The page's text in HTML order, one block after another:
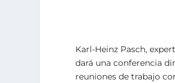
Karl-Heinz Pasch,
dará una conferencia
reuniones de trabajo